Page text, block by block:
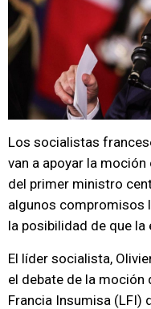
Los socialistas
van a apoyar la
del primer ministro
algunos compromisos
la posibilidad de que la
El líder socialista,
el debate de la moción
Francia Insumisa (LFI)